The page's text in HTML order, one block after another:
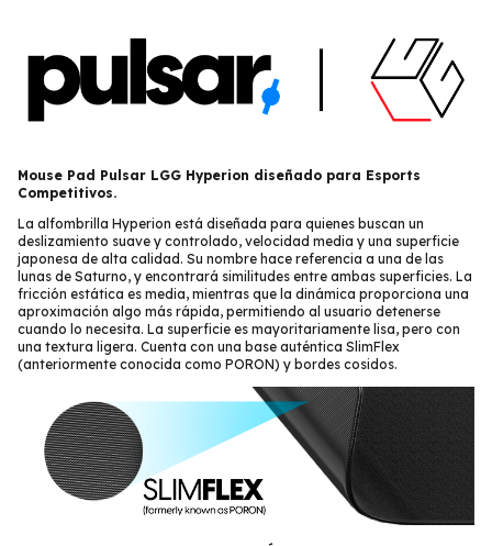
Mouse Pad Pulsar LGG Hyperion diseñado para Esports
Competitivos.
La alfombrilla Hyperion está diseñada para quienes buscan un
deslizamiento suave y controlado, velocidad media y una superficie
japonesa de alta calidad. Su nombre hace referencia a una de las
lunas de Saturno, y encontrará similitudes entre ambas superficies. La
fricción estática es media, mientras que la dinámica proporciona una
aproximación algo más rápida, permitiendo al usuario detenerse
cuando lo necesita. La superficie es mayoritariamente lisa, pero con
una textura ligera. Cuenta con una base auténtica SlimFlex
(anteriormente conocida como PORON) y bordes cosidos.